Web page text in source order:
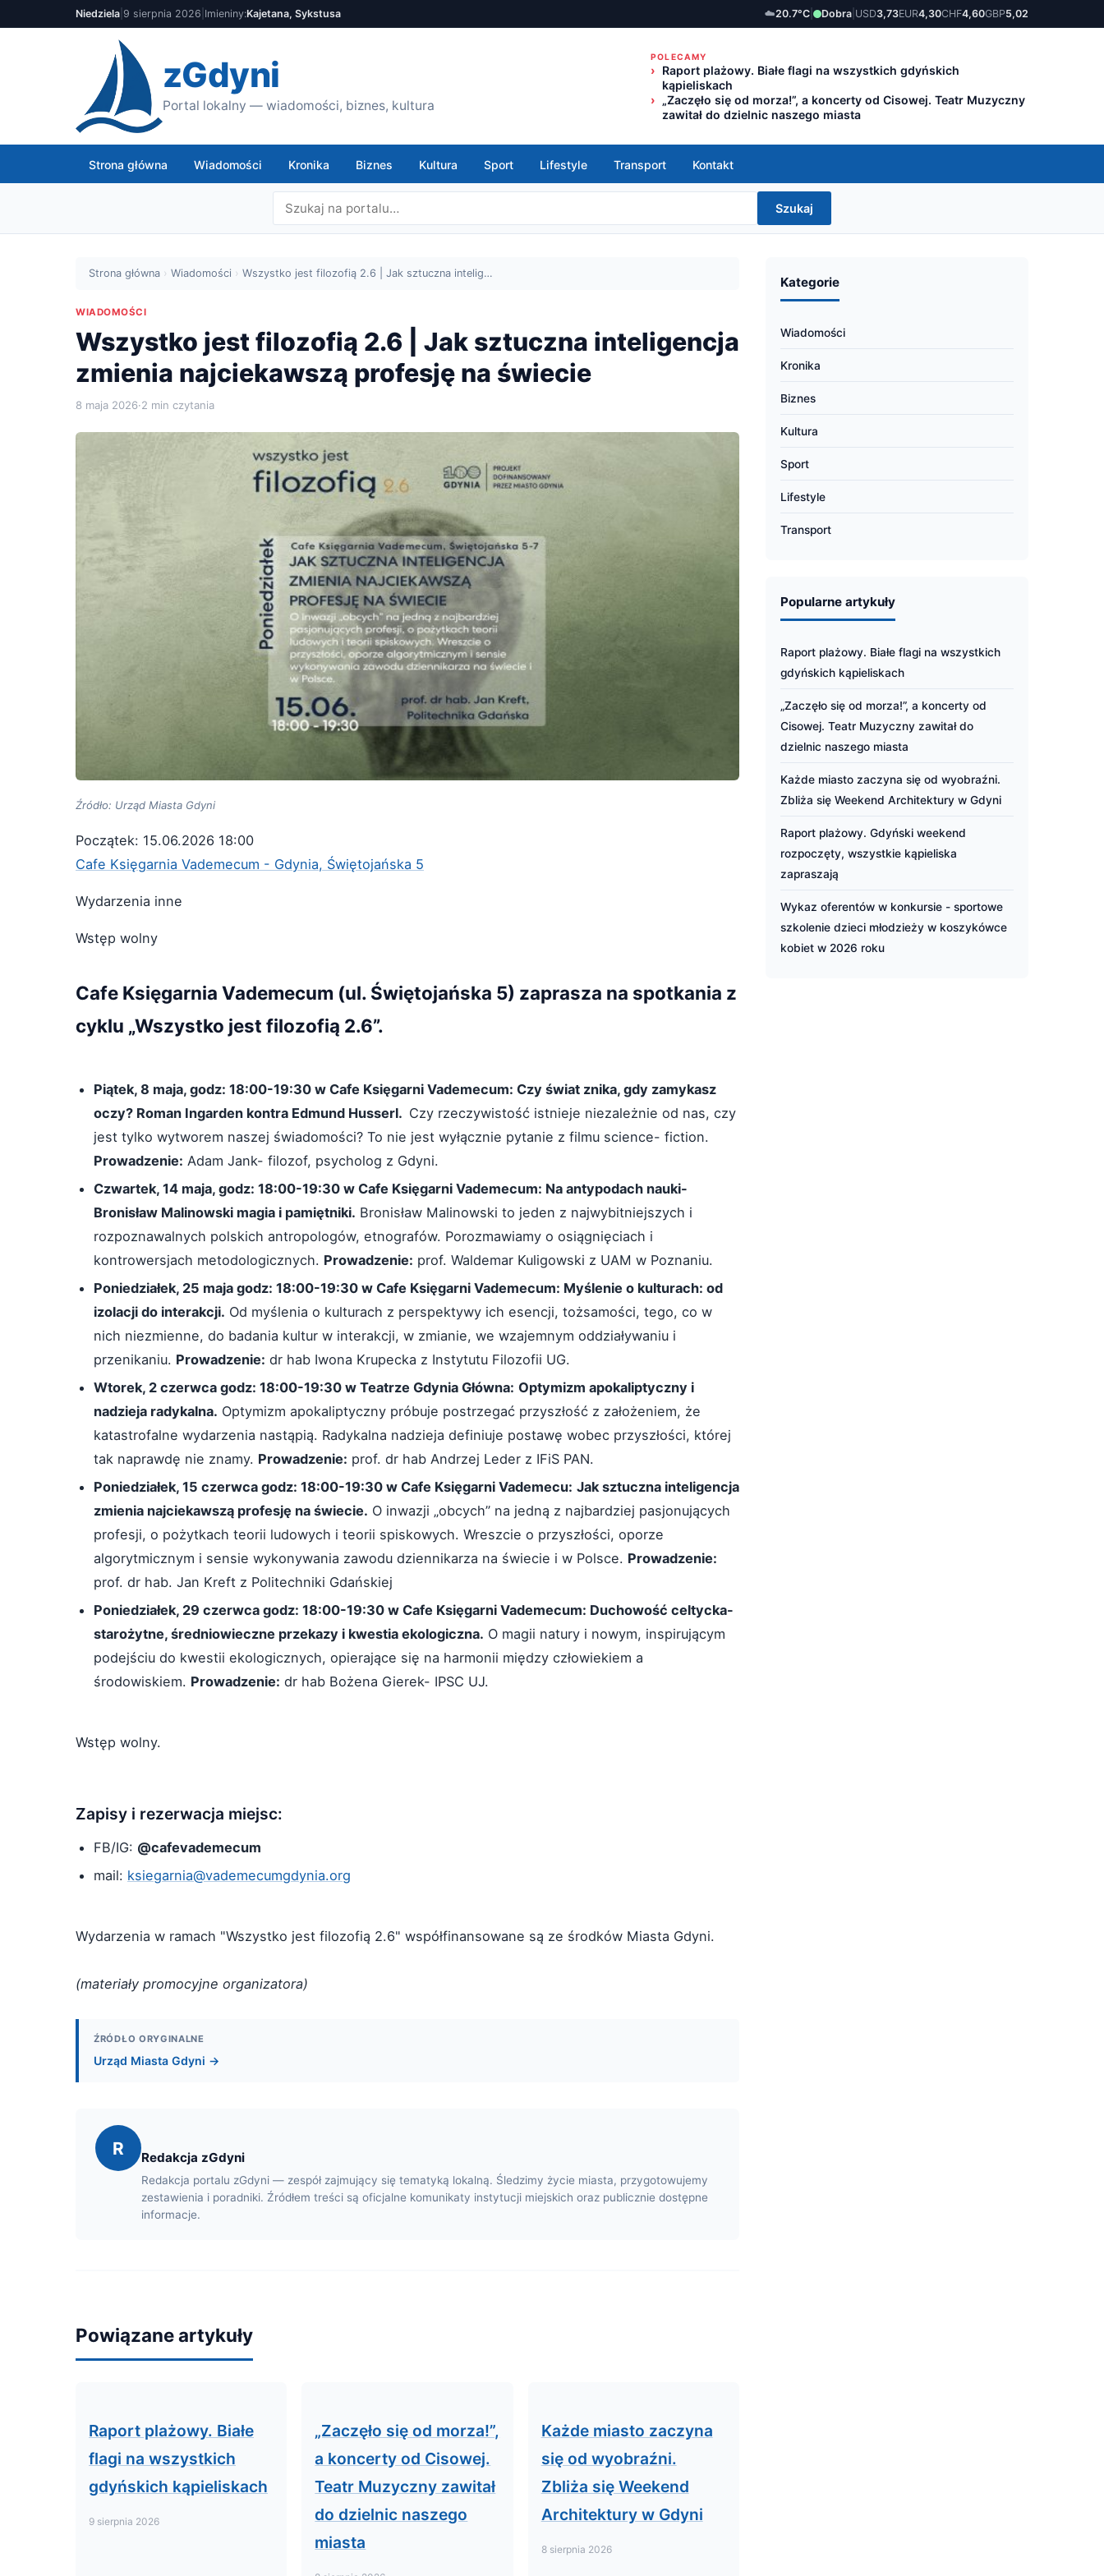
Niedziela 9 sierpnia 2026 Imieniny:Kajetana, Sykstusa ☁️20.7°C Dobra USD3,73EUR4,30CHF4,60GBP5,02
zGdyni
Portal lokalny — wiadomości, biznes, kultura
POLECAMY
Raport plażowy. Białe flagi na wszystkich gdyńskich
kąpieliskach
„Zaczęło się od morza!”, a koncerty od Cisowej. Teatr Muzyczny
zawitał do dzielnic naszego miasta
Strona główna Wiadomości Kronika Biznes Kultura Sport Lifestyle Transport Kontakt
Szukaj
Strona główna › Wiadomości › Wszystko jest filozofią 2.6 | Jak sztuczna intelig…
WIADOMOŚCI
Wszystko jest filozofią 2.6 | Jak sztuczna inteligencja
zmienia najciekawszą profesję na świecie
8 maja 2026·2 min czytania
Źródło: Urząd Miasta Gdyni
Początek: 15.06.2026 18:00
Cafe Księgarnia Vademecum - Gdynia, Świętojańska 5
Wydarzenia inne
Wstęp wolny
Cafe Księgarnia Vademecum (ul. Świętojańska 5) zaprasza na spotkania z
cyklu „Wszystko jest filozofią 2.6”.
Piątek, 8 maja, godz: 18:00-19:30 w Cafe Księgarni Vademecum: Czy świat znika, gdy zamykasz
oczy? Roman Ingarden kontra Edmund Husserl. Czy rzeczywistość istnieje niezależnie od nas, czy
jest tylko wytworem naszej świadomości? To nie jest wyłącznie pytanie z filmu science- fiction.
Prowadzenie: Adam Jank- filozof, psycholog z Gdyni.
Czwartek, 14 maja, godz: 18:00-19:30 w Cafe Księgarni Vademecum: Na antypodach nauki-
Bronisław Malinowski magia i pamiętniki. Bronisław Malinowski to jeden z najwybitniejszych i
rozpoznawalnych polskich antropologów, etnografów. Porozmawiamy o osiągnięciach i
kontrowersjach metodologicznych. Prowadzenie: prof. Waldemar Kuligowski z UAM w Poznaniu.
Poniedziałek, 25 maja godz: 18:00-19:30 w Cafe Księgarni Vademecum: Myślenie o kulturach: od
izolacji do interakcji. Od myślenia o kulturach z perspektywy ich esencji, tożsamości, tego, co w
nich niezmienne, do badania kultur w interakcji, w zmianie, we wzajemnym oddziaływaniu i
przenikaniu. Prowadzenie: dr hab Iwona Krupecka z Instytutu Filozofii UG.
Wtorek, 2 czerwca godz: 18:00-19:30 w Teatrze Gdynia Główna: Optymizm apokaliptyczny i
nadzieja radykalna. Optymizm apokaliptyczny próbuje postrzegać przyszłość z założeniem, że
katastrofalne wydarzenia nastąpią. Radykalna nadzieja definiuje postawę wobec przyszłości, której
tak naprawdę nie znamy. Prowadzenie: prof. dr hab Andrzej Leder z IFiS PAN.
Poniedziałek, 15 czerwca godz: 18:00-19:30 w Cafe Księgarni Vademecu: Jak sztuczna inteligencja
zmienia najciekawszą profesję na świecie. O inwazji „obcych” na jedną z najbardziej pasjonujących
profesji, o pożytkach teorii ludowych i teorii spiskowych. Wreszcie o przyszłości, oporze
algorytmicznym i sensie wykonywania zawodu dziennikarza na świecie i w Polsce. Prowadzenie:
prof. dr hab. Jan Kreft z Politechniki Gdańskiej
Poniedziałek, 29 czerwca godz: 18:00-19:30 w Cafe Księgarni Vademecum: Duchowość celtycka-
starożytne, średniowieczne przekazy i kwestia ekologiczna. O magii natury i nowym, inspirującym
podejściu do kwestii ekologicznych, opierające się na harmonii między człowiekiem a
środowiskiem. Prowadzenie: dr hab Bożena Gierek- IPSC UJ.
Wstęp wolny.
Zapisy i rezerwacja miejsc:
FB/IG: @cafevademecum
mail: ksiegarnia@vademecumgdynia.org
Wydarzenia w ramach "Wszystko jest filozofią 2.6" współfinansowane są ze środków Miasta Gdyni.
(materiały promocyjne organizatora)
ŹRÓDŁO ORYGINALNE
Urząd Miasta Gdyni →
R Redakcja zGdyni
Redakcja portalu zGdyni — zespół zajmujący się tematyką lokalną. Śledzimy życie miasta, przygotowujemy
zestawienia i poradniki. Źródłem treści są oficjalne komunikaty instytucji miejskich oraz publicznie dostępne
informacje.
Powiązane artykuły
Raport plażowy. Białe
flagi na wszystkich
gdyńskich kąpieliskach
9 sierpnia 2026
„Zaczęło się od morza!”,
a koncerty od Cisowej.
Teatr Muzyczny zawitał
do dzielnic naszego
miasta
Każde miasto zaczyna
się od wyobraźni.
Zbliża się Weekend
Architektury w Gdyni
8 sierpnia 2026
Kategorie
Wiadomości
Kronika
Biznes
Kultura
Sport
Lifestyle
Transport
Popularne artykuły
Raport plażowy. Białe flagi na wszystkich
gdyńskich kąpieliskach
„Zaczęło się od morza!”, a koncerty od
Cisowej. Teatr Muzyczny zawitał do
dzielnic naszego miasta
Każde miasto zaczyna się od wyobraźni.
Zbliża się Weekend Architektury w Gdyni
Raport plażowy. Gdyński weekend
rozpoczęty, wszystkie kąpieliska
zapraszają
Wykaz oferentów w konkursie - sportowe
szkolenie dzieci młodzieży w koszykówce
kobiet w 2026 roku